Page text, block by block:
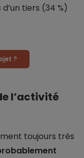
tiers (34 %)
?
l’activité
toujours très